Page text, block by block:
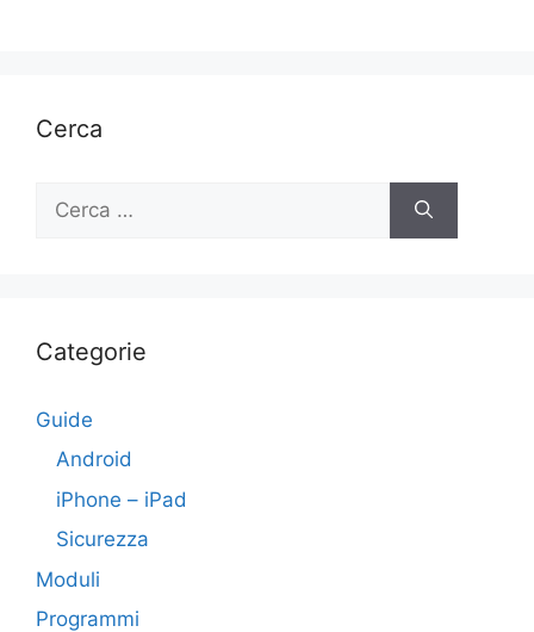
Cerca
per:
Categorie
Guide
Android
iPhone – iPad
Sicurezza
Moduli
Programmi